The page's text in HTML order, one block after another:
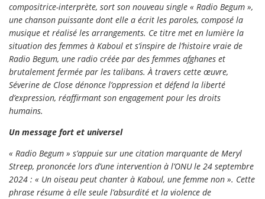
compositrice-interprète, sort son nouveau single « Radio Begum »,
une chanson puissante dont elle a écrit les paroles, composé la
musique et réalisé les arrangements. Ce titre met en lumière la
situation des femmes à Kaboul et s’inspire de l’histoire vraie de
Radio Begum, une radio créée par des femmes afghanes et
brutalement fermée par les talibans. À travers cette œuvre,
Séverine de Close dénonce l’oppression et défend la liberté
d’expression, réaffirmant son engagement pour les droits
humains.
Un message fort et universel
« Radio Begum » s’appuie sur une citation marquante de Meryl
Streep, prononcée lors d’une intervention à l’ONU le 24 septembre
2024 : « Un oiseau peut chanter à Kaboul, une femme non ». Cette
phrase résume à elle seule l’absurdité et la violence de